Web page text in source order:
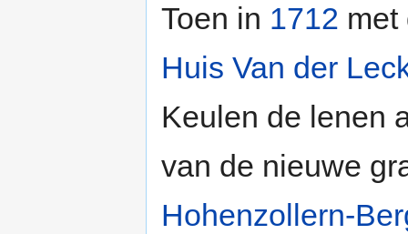
Toen in 1712
Huis Van der
Keulen de lenen
van de nieuwe
Hohenzollern-